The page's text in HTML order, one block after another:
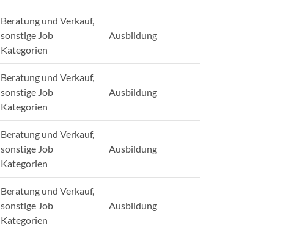
Beratung und Verkauf,
sonstige Job
Kategorien
Ausbildung
Beratung und Verkauf,
sonstige Job
Kategorien
Ausbildung
Beratung und Verkauf,
sonstige Job
Kategorien
Ausbildung
Beratung und Verkauf,
sonstige Job
Kategorien
Ausbildung